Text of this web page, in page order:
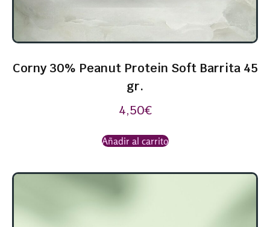
Corny 30% Peanut Protein Soft Barrita 45
gr.
4,50€
Añadir al carrito